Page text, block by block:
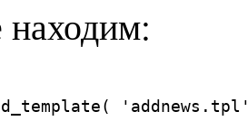
находим: